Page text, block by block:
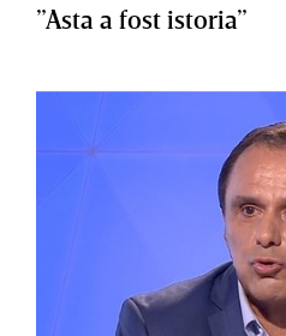
”Asta a fost istoria”